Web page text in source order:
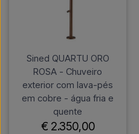
Sined QUARTU ORO
ROSA - Chuveiro
exterior com lava-pés
em cobre - água fria e
quente
€ 2.350,00